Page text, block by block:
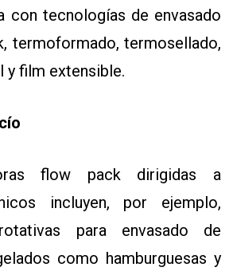
con tecnologías de envasado
termoformado, termosellado,
film extensible.
flow pack dirigidas a
incluyen, por ejemplo,
para envasado de
como hamburguesas y